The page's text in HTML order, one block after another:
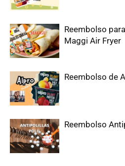
Reembolso
Maggi Air Fryer
Reembolso de
Reembolso